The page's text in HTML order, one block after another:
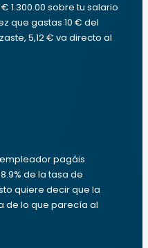
1.300.00 sobre tu salario
que gastas 10 € del
5,12 € va directo al
pagáis
de la tasa de
quiere decir que la
de lo que parecía al